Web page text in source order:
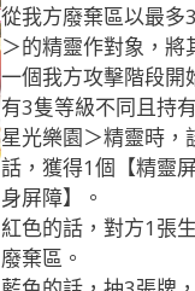
從我方廢棄區以最多
＞的精靈作對象，將
一個我方攻擊階段開
有3隻等級不同且持
星光樂園＞精靈時，
話，獲得1個【精靈
身屏障】。
紅色的話，對方1張
廢棄區。